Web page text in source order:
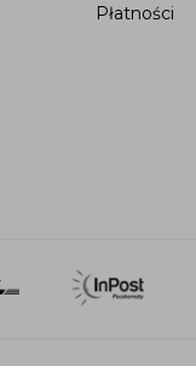
Płatności